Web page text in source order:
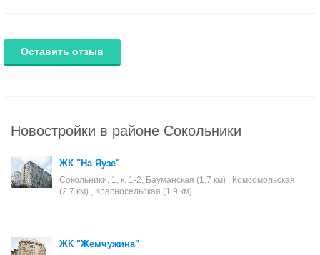
Оставить отзыв
Новостройки в районе Сокольники
ЖК "На Яузе"
Сокольники, 1, к. 1-2, Бауманская (1.7 км) , Комсомольская
(2.7 км) , Красносельская (1.9 км)
ЖК "Жемчужина"